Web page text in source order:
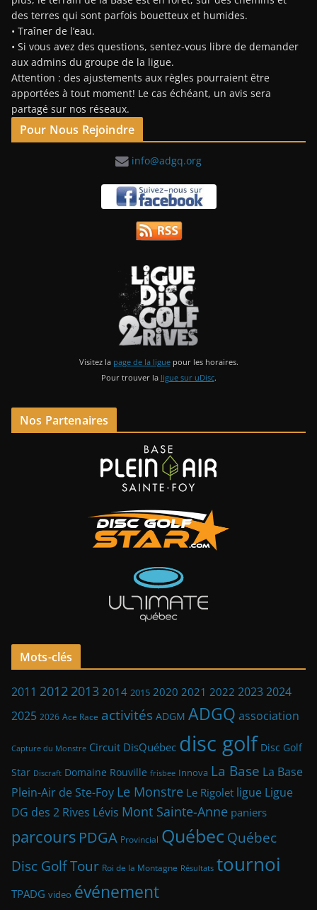
des terres qui sont parfois bouetteux et humides.
• Traîner de l’eau.
• Si vous avez des questions, sentez-vous libre de demander
aux admins du groupe de la ligue.
Attention : des ajustements aux règles pourraient être
apportées à tout moment! Le cas échéant, un avis sera
partagé sur nos réseaux.
Pour Nous Rejoindre
info@adgq.org
Visitez la page de la liguepour les horaires.
Pour trouver la ligue sur uDisc.
Nos Partenaires
Mots-clés
2011 2012 2013 2014 2015 2020 2021 2022 20232024
2025 2026 Ace Race activités ADGM ADGQ association
Capture du Monstre Circuit DisQuébec disc golf Disc Golf
Star Discraft Domaine Rouville frisbee Innova La Base La Base
Plein-Air de Ste-Foy Le Monstre Le Rigolet ligue Ligue
DG des 2 Rives Lévis Mont Sainte-Anne paniers
parcours PDGA Provincial Québec Québec
Disc Golf Tour Roi de la Montagne Résultats tournoi
TPADG video événement